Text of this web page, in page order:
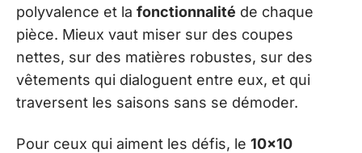
polyvalence et la fonctionnalité de chaque
pièce. Mieux vaut miser sur des coupes
nettes, sur des matières robustes, sur des
vêtements qui dialoguent entre eux, et qui
traversent les saisons sans se démoder.
Pour ceux qui aiment les défis, le 10×10